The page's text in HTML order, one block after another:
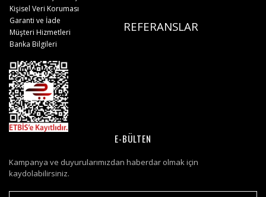
Kişisel Veri Koruması
REFERANSLAR
Garanti ve İade
Müşteri Hizmetleri
Banka Bilgileri
E-BÜLTEN
Kampanya ve duyurularımızdan haberdar olmak için
kaydolabilirsiniz.